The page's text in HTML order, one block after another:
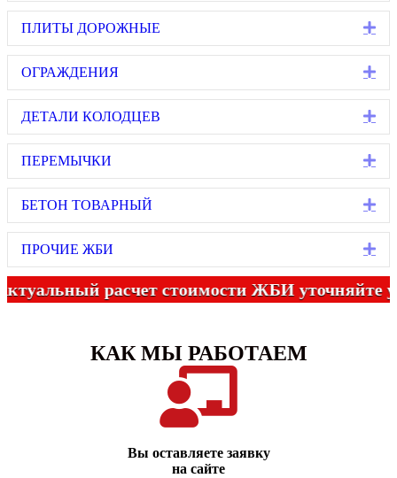
ПЛИТЫ ДОРОЖНЫЕ
ОГРАЖДЕНИЯ
ДЕТАЛИ КОЛОДЦЕВ
ПЕРЕМЫЧКИ
БЕТОН ТОВАРНЫЙ
ПРОЧИЕ ЖБИ
расчет стоимости ЖБИ уточняйте у
КАК МЫ РАБОТАЕМ
Вы оставляете заявку
на сайте